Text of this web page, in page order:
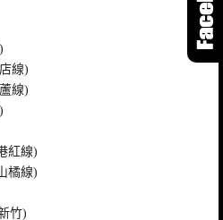
線)
線)
紅線)
橘線)
竹)